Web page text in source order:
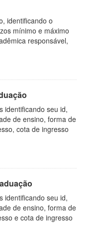
identificando o
mínimo e máximo
responsável,
identificando seu id,
de ensino, forma de
cota de ingresso
identificando seu id,
de ensino, forma de
e cota de ingresso